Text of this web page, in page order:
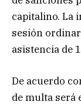
capitalino. La
sesión
asistencia de
De acuerdo
de multa será